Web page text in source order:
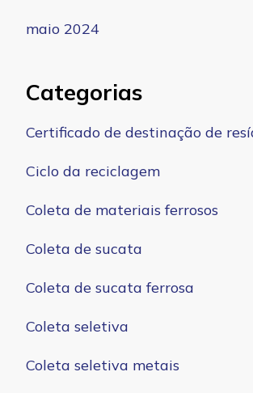
maio 2024
Categorias
Certificado de destinação de
Ciclo da reciclagem
Coleta de materiais ferrosos
Coleta de sucata
Coleta de sucata ferrosa
Coleta seletiva
Coleta seletiva metais